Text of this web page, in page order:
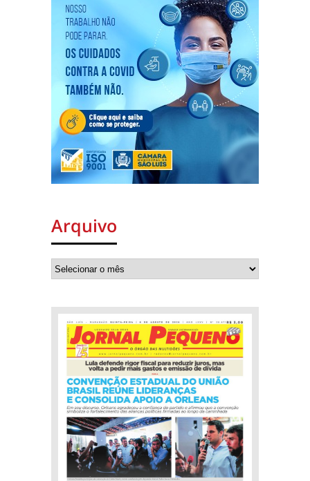
Arquivo